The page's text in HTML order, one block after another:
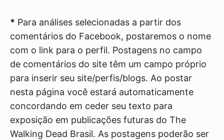
* Para análises selecionadas a partir dos
comentários do Facebook, postaremos o nome
com o link para o perfil. Postagens no campo
de comentários do site têm um campo próprio
para inserir seu site/perfis/blogs. Ao postar
nesta página você estará automaticamente
concordando em ceder seu texto para
exposição em publicações futuras do The
Walking Dead Brasil. As postagens poderão ser